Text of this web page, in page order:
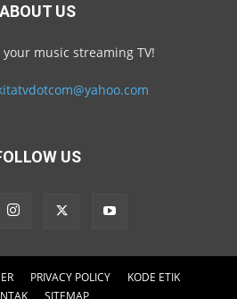
ABOUT US
your music streaming TV!
US
PRIVACY POLICY
KODE ETIK
SITEMAP